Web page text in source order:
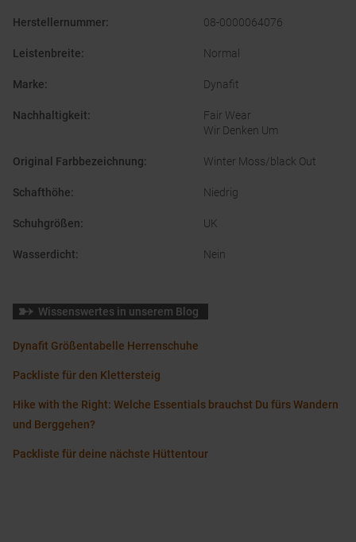
Herstellernummer: 08-0000064076
Leistenbreite: Normal
Marke: Dynafit
Nachhaltigkeit:
Fair Wear
Wir Denken Um
Original Farbbezeichnung: Winter Moss/black Out
Schafthöhe: Niedrig
Schuhgrößen: UK
Wasserdicht: Nein
Wissenswertes in unserem Blog
Dynafit Größentabelle Herrenschuhe
Packliste für den Klettersteig
Hike with the Right: Welche Essentials brauchst Du fürs Wandern
und Berggehen?
Packliste für deine nächste Hüttentour